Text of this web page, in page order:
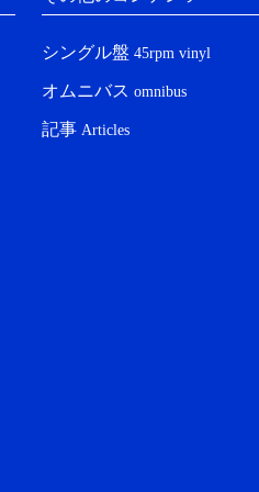
シングル盤 45rpm vinyl
オムニバス omnibus
記事 Articles